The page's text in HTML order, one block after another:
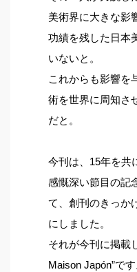
美術界に大きな影
功績を残した日本
いないと。
これからも影響を
術を世界に周知さ
だと。
今刊は、15年を共
感慨深い節目の記
て、創刊のきっか
にしました。
それが今刊に掲載
Maison Japón”で